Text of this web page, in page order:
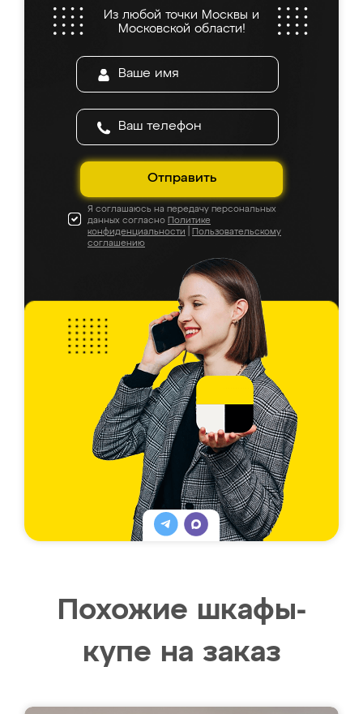
Из любой точки Москвы и
Московской области!
Отправить
Я соглашаюсь на передачу персональных
данных согласно Политике
конфиденциальности
Пользовательскому
соглашению
Похожие шкафы-
купе на заказ